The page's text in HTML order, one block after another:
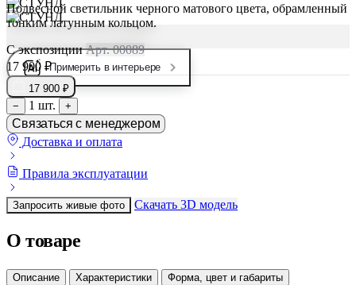
Примерить в интерьере
Подвесной светильник черного матового цвета, обрамленный
тонким латунным кольцом.
С экспозиции Арт. 00089
17 900 ₽
17 900 ₽
−
1 шт. +
Связаться с менеджером
Доставка и оплата
Правила эксплуатации
Запросить живые фото Скачать 3D модель
О товаре
Описание Характеристики Форма, цвет и габариты